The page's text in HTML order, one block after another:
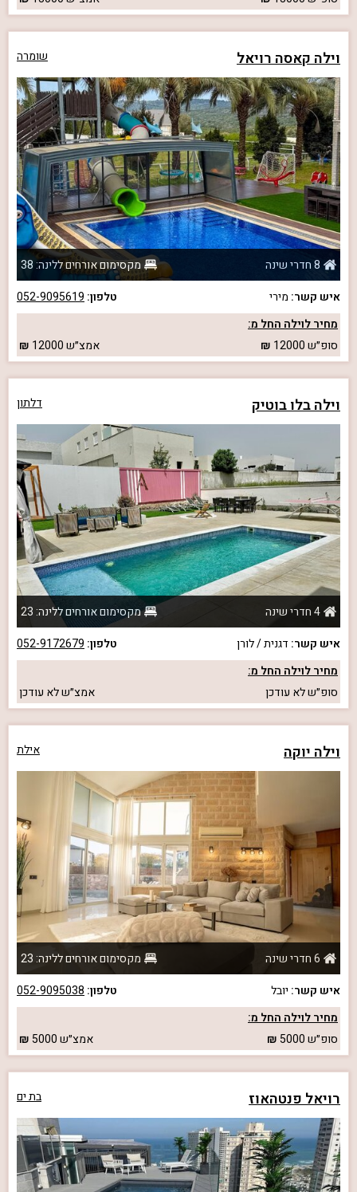
וילה קאסה רויאל שומרה
8 חדרי שינה
מקסימום אורחים ללינה: 38
איש קשר: מירי טלפון: 052-9095619
מחיר לוילה החל מ:
סופ״ש12000 אמצ״ש12000
וילה בלו בוטיק דלתון
4 חדרי שינה
מקסימום אורחים ללינה: 23
איש קשר: דגנית / לורן טלפון: 052-9172679
מחיר לוילה החל מ:
סופ״שלא עודכן אמצ״שלא עודכן
וילה יוקה אילת
6 חדרי שינה
מקסימום אורחים ללינה: 23
איש קשר: יובל טלפון: 052-9095038
מחיר לוילה החל מ:
סופ״ש5000 אמצ״ש5000
רויאל פנטהאוז בת ים